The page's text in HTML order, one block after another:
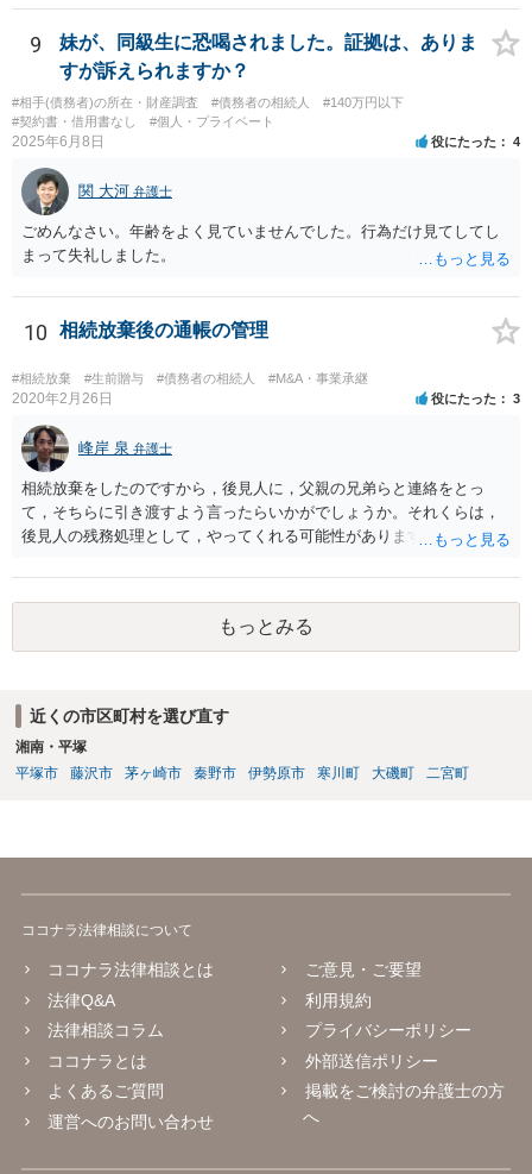
9
妹が、同級生に恐喝されました。証拠は、ありま
すが訴えられますか？
#相手(債務者)の所在・財産調査 #債務者の相続人
#140万円以下
#契約書・借用書なし
#個人・プライベート
2025年6月8日 役にたった 4
関 大河 弁護士
ごめんなさい。年齢をよく見ていませんでした。行為だけ見てしてし
まって失礼しました。
10 相続放棄後の通帳の管理
#相続放棄 #生前贈与 #債務者の相続人 #M&A・事業承継
2020年2月26日 役にたった 3
峰岸 泉 弁護士
相続放棄をしたのですから，後見人に，父親の兄弟らと連絡をとっ
て，そちらに引き渡すよう言ったらいかがでしょうか。それくらは，
後見人の残務処理として，やってくれる可能性があります。 ただ，通
もっとみる
近くの市区町村を選び直す
湘南・平塚
平塚市
藤沢市 茅ヶ崎市 秦野市 伊勢原市 寒川町 大磯町 二宮町
ココナラ法律相談について
ココナラ法律相談とは
法律Q&A
法律相談コラム
ココナラとは
よくあるご質問
運営へのお問い合わせ
ご意見・ご要望
利用規約
プライバシーポリシー
外部送信ポリシー
掲載をご検討の弁護士の方
へ